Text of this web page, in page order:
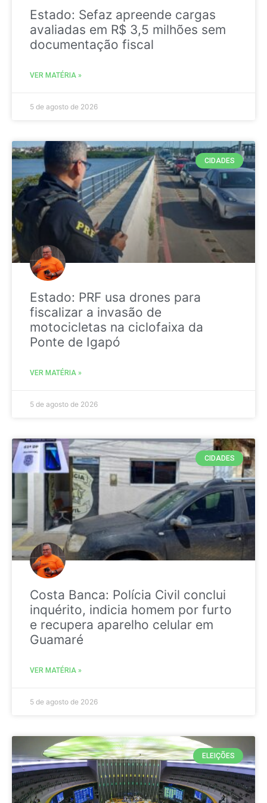
Estado: Sefaz apreende cargas
avaliadas em R$ 3,5 milhões sem
documentação fiscal
VER MATÉRIA »
5 de agosto de 2026
CIDADES
Estado: PRF usa drones para
fiscalizar a invasão de
motocicletas na ciclofaixa da
Ponte de Igapó
VER MATÉRIA »
5 de agosto de 2026
CIDADES
Costa Banca: Polícia Civil conclui
inquérito, indicia homem por furto
e recupera aparelho celular em
Guamaré
VER MATÉRIA »
5 de agosto de 2026
ELEIÇÕES